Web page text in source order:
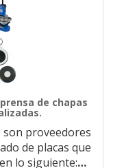
de chapas
proveedores
de placas que
lo siguiente:…